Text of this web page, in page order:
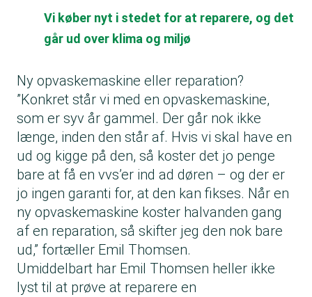
Vi køber nyt i stedet for at reparere, og det
går ud over klima og miljø
Ny opvaskemaskine eller reparation?
”Konkret står vi med en opvaskemaskine,
som er syv år gammel. Der går nok ikke
længe, inden den står af. Hvis vi skal have en
ud og kigge på den, så koster det jo penge
bare at få en vvs’er ind ad døren – og der er
jo ingen garanti for, at den kan fikses. Når en
ny opvaskemaskine koster halvanden gang
af en reparation, så skifter jeg den nok bare
ud,” fortæller Emil Thomsen.
Umiddelbart har Emil Thomsen heller ikke
lyst til at prøve at reparere en